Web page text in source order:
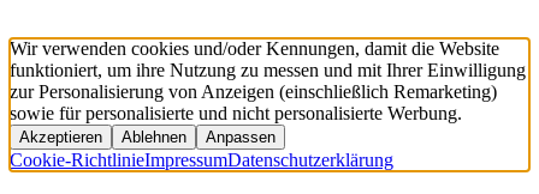
Wir verwenden cookies und/oder Kennungen, damit die Website
funktioniert, um ihre Nutzung zu messen und mit Ihrer Einwilligung
zur Personalisierung von Anzeigen (einschließlich Remarketing)
sowie für personalisierte und nicht personalisierte Werbung.
Akzeptieren Ablehnen Anpassen
Cookie-RichtlinieImpressumDatenschutzerklärung